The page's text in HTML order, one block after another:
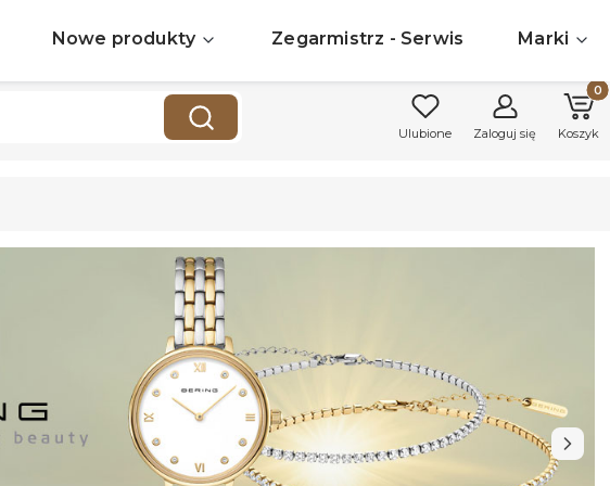
WyczyśćSzukaj Ulubione Zaloguj się Koszyk
Nowe produkty Zegarmistrz - Serwis Marki